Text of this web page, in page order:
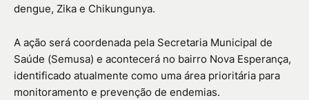
dengue, Zika e Chikungunya.
A ação será coordenada pela Secretaria Municipal de
Saúde (Semusa) e acontecerá no bairro Nova Esperança,
identificado atualmente como uma área prioritária para
monitoramento e prevenção de endemias.